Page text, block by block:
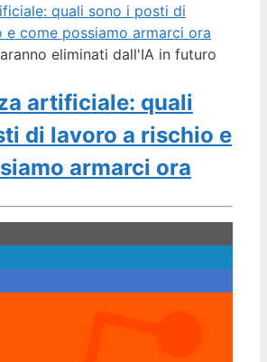
quali sono i posti di
e come possiamo armarci ora
artificiale: quali
di lavoro a rischio e
armarci ora